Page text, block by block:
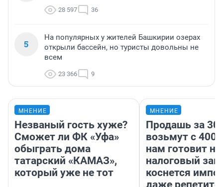
28 597 36
5
На популярных у жителей Башкирии озерах
открыли бассейн, но туристы довольны не
всем
23 366 9
МНЕНИЕ
Незваный гость хуже?
Сможет ли ФК «Уфа»
обыграть дома
татарский «КАМАЗ»,
который уже не тот
МНЕНИЕ
Продашь за
возьмут с
нам готовит
налоговый
коснется